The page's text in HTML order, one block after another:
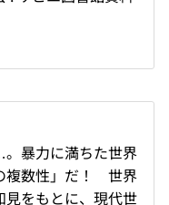
暴力に満ちた世界
複数性」だ！ 世界
見をもとに、現代世